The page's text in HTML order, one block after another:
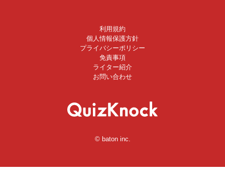
利用規約
個人情報保護方針
プライバシーポリシー
免責事項
ライター紹介
お問い合わせ
© baton inc.